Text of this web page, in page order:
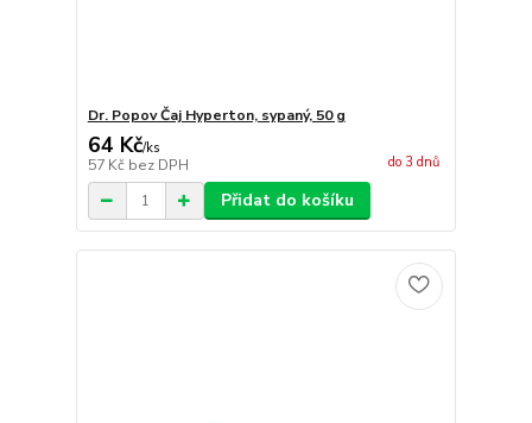
Dr. Popov Čaj Hyperton, sypaný, 50 g
64 Kč/ks
57 Kč bez DPH do 3 dnů
Přidat do košíku